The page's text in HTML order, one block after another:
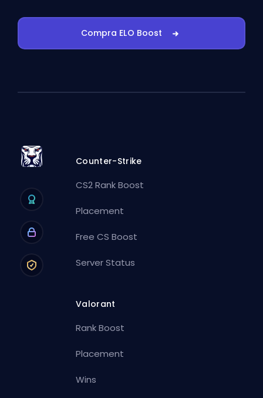
Compra ELO Boost
Counter-Strike
CS2 Rank Boost
Placement
Free CS Boost
Server Status
Valorant
Rank Boost
Placement
Wins